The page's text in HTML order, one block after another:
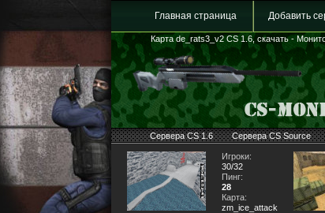
Главная страница Добавить
Карта de_rats3_v2 CS 1.6, скачать -
Сервера CS 1.6 Сервера CS Source
Игроки:
30/32
Пинг:
28
Карта:
zm_ice_attack2009